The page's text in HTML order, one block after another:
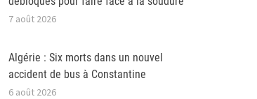
7 août 2026
Algérie : Six morts dans un nouvel
accident de bus à Constantine
6 août 2026